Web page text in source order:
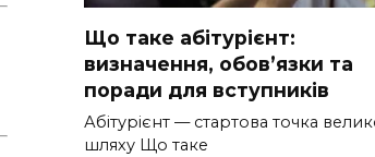
Що таке абітурієнт:
визначення, обов’язки та
поради для вступників
Абітурієнт — стартова точка
шляху Що таке